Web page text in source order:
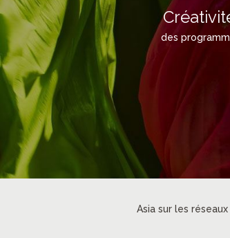
des
Asia sur les réseaux